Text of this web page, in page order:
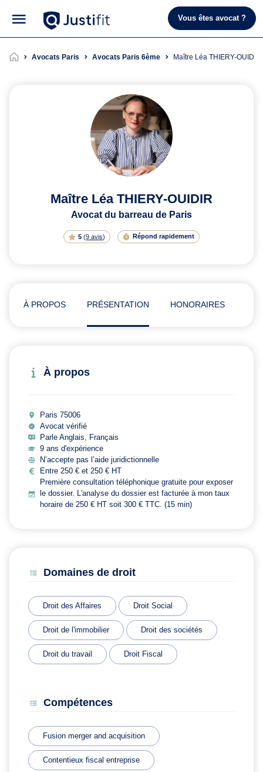
Vous êtes avocat ?
Avocats Paris Avocats Paris 6ème Maître Léa THIERY-OUIDIR
Maître Léa THIERY-OUIDIR
Avocat du barreau de Paris
5(9 avis) Répond rapidement
À PROPOS PRÉSENTATION HONORAIRES
À propos
Paris 75006
Avocat vérifié
Parle Anglais, Français
9 ans d'expérience
N’accepte pas l’aide juridictionnelle
Entre 250 € et 250 € HT
Première consultation téléphonique gratuite pour exposer
le dossier. L'analyse du dossier est facturée à mon taux
horaire de 250 € HT soit 300 € TTC. (15 min)
Domaines de droit
Droit des Affaires Droit Social
Droit de l'immobilier Droit des sociétés
Droit du travail Droit Fiscal
Compétences
Fusion merger and acquisition
Contentieux fiscal entreprise